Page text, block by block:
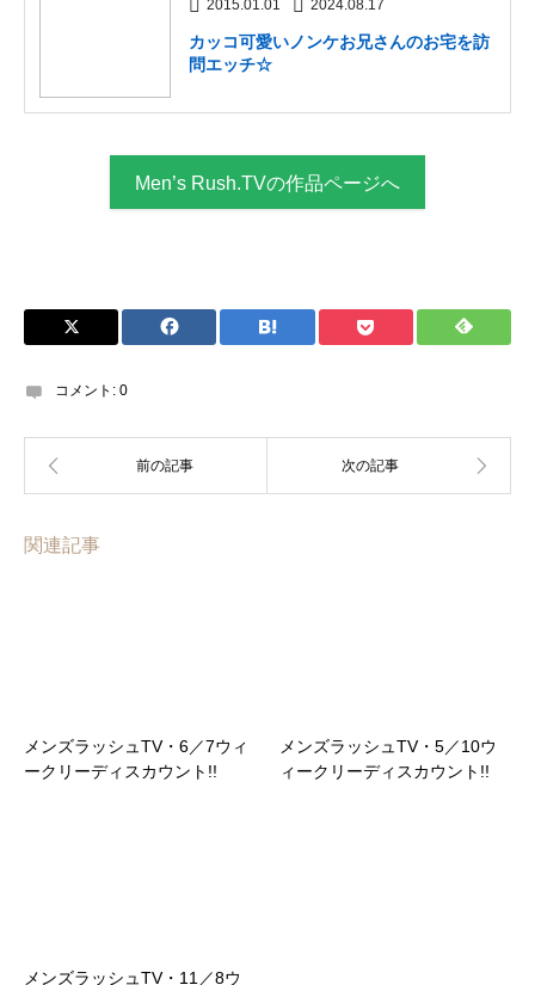
2015.01.01 2024.08.17
カッコ可愛いノンケお兄さんのお宅を訪
問エッチ☆
Men’s Rush.TVの作品ページへ
コメント: 0
関連記事
メンズラッシュTV・6／7ウィ
ークリーディスカウント!!
メンズラッシュTV・5／10ウ
ィークリーディスカウント!!
メンズラッシュTV・11／8ウ